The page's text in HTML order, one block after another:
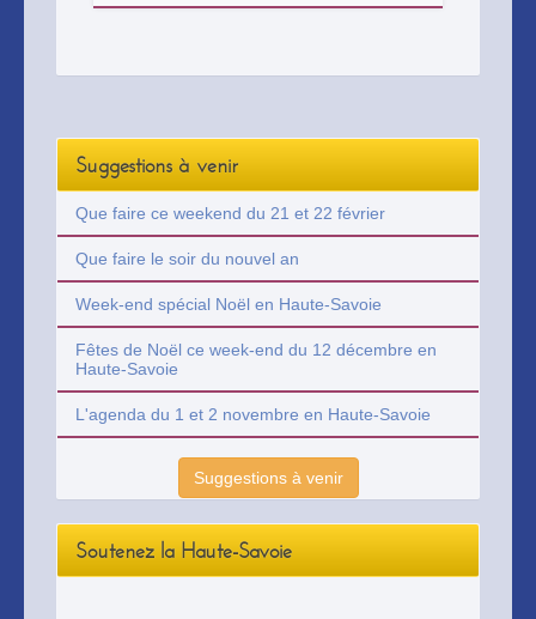
seront de retour en 2026 pour un nouveau
Fredericks, Goldman & Jones.
Suggestions à venir
Que faire ce weekend du 21 et 22 février
Que faire le soir du nouvel an
Week-end spécial Noël en Haute-Savoie
Fêtes de Noël ce week-end du 12 décembre en
Haute-Savoie
L'agenda du 1 et 2 novembre en Haute-Savoie
Suggestions à venir
Soutenez la Haute-Savoie